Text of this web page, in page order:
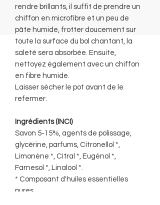
rendre brillants, il suffit de prendre un
chiffon en microfibre et un peu de
pâte humide, frotter doucement sur
toute la surface du bol chantant, la
saleté sera absorbée. Ensuite,
nettoyez également avec un chiffon
en fibre humide.
Laisser sécher le pot avant de le
refermer.
Ingrédients (INCI)
Savon 5-15%, agents de polissage,
glycérine, parfums, Citronellol *,
Limonène *, Citral *, Eugénol *,
Farnesol *, Linalool *.
* Composant d'huiles essentielles
pures